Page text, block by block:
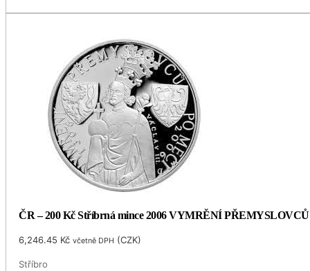
ČR – 200 Kč Stříbrná mince 2006 VYMRĚNÍ
6,246.45 Kč včetně DPH (CZK)
Stříbro